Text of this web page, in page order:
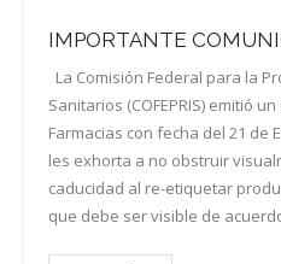
IMPORTANTE
La Comisión Federal para la
Sanitarios (COFEPRIS) emitió
Farmacias con fecha del 21 de
les exhorta a no obstruir
caducidad al re-etiquetar
que debe ser visible de